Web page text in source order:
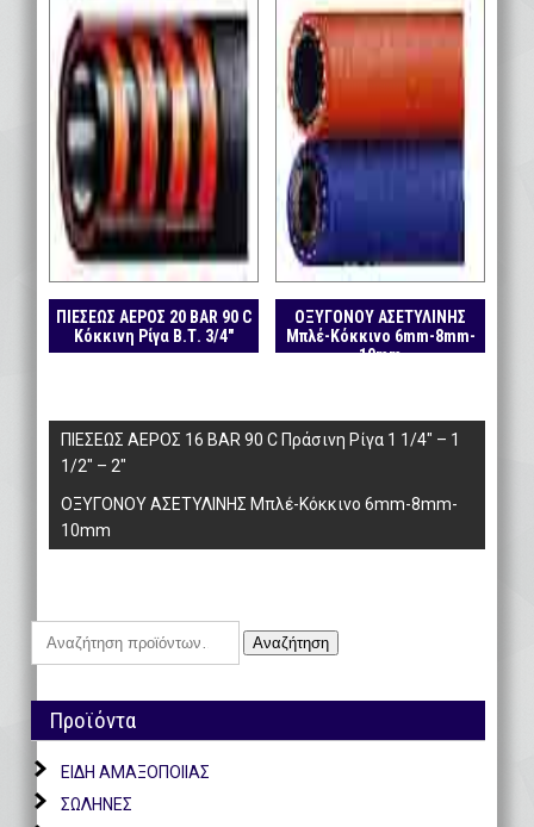
ΠΙΕΣΕΩΣ ΑΕΡΟΣ 20 BAR 90 C
Κόκκινη Ρίγα Β.Τ. 3/4″
ΟΞΥΓOΝΟΥ ΑΣΕΤΥΛΙΝΗΣ
Μπλέ-Κόκκινο 6mm-8mm-
10mm
Πλοήγηση
άρθρων
ΠΙΕΣΕΩΣ ΑΕΡΟΣ 16 BAR 90 C Πράσινη Ρίγα 1 1/4″ – 1
1/2″ – 2″
ΟΞΥΓOΝΟΥ ΑΣΕΤΥΛΙΝΗΣ Μπλέ-Κόκκινο 6mm-8mm-
10mm
Αναζήτηση
για:
Αναζήτηση
Προϊόντα
ΕΙΔΗ ΑΜΑΞΟΠΟΙΙΑΣ
ΣΩΛΗΝΕΣ